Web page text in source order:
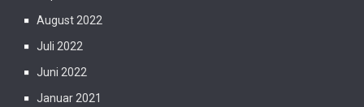
August 2022
Juli 2022
Juni 2022
Januar 2021